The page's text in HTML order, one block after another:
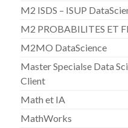
M2 ISDS – ISUP
M2 PROBABILITES ET
M2MO DataScience
Master Specialse Data
Client
Math et IA
MathWorks